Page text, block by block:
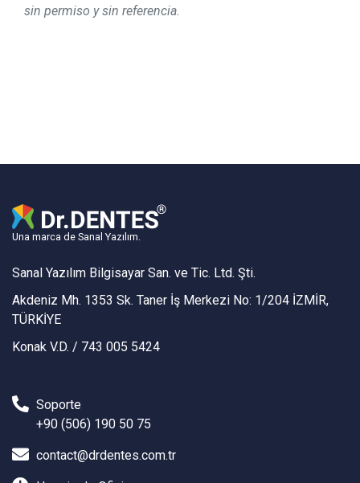
sin permiso y sin referencia.
Una marca de Sanal Yazılım.
Sanal Yazılım Bilgisayar San. ve Tic. Ltd. Şti.
Akdeniz Mh. 1353 Sk. Taner İş Merkezi No: 1/204 İZMİR,
TÜRKİYE
Konak V.D. / 743 005 5424
Soporte
+90 (506) 190 50 75
contact@drdentes.com.tr